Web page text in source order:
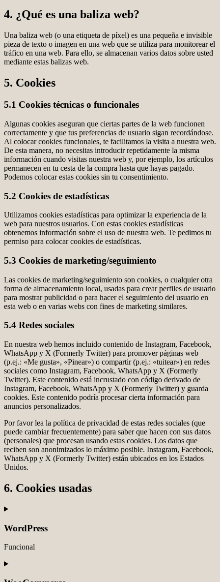
4. ¿Qué es una baliza web?
Una baliza web (o una etiqueta de píxel) es una pequeña e invisible
pieza de texto o imagen en una web que se utiliza para monitorear el
tráfico en una web. Para ello, se almacenan varios datos sobre usted
mediante estas balizas web.
5. Cookies
5.1 Cookies técnicas o funcionales
Algunas cookies aseguran que ciertas partes de la web funcionen
correctamente y que tus preferencias de usuario sigan recordándose.
Al colocar cookies funcionales, te facilitamos la visita a nuestra web.
De esta manera, no necesitas introducir repetidamente la misma
información cuando visitas nuestra web y, por ejemplo, los artículos
permanecen en tu cesta de la compra hasta que hayas pagado.
Podemos colocar estas cookies sin tu consentimiento.
5.2 Cookies de estadísticas
Utilizamos cookies estadísticas para optimizar la experiencia de la
web para nuestros usuarios. Con estas cookies estadísticas
obtenemos información sobre el uso de nuestra web. Te pedimos tu
permiso para colocar cookies de estadísticas.
5.3 Cookies de marketing/seguimiento
Las cookies de marketing/seguimiento son cookies, o cualquier otra
forma de almacenamiento local, usadas para crear perfiles de usuario
para mostrar publicidad o para hacer el seguimiento del usuario en
esta web o en varias webs con fines de marketing similares.
5.4 Redes sociales
En nuestra web hemos incluido contenido de Instagram, Facebook,
WhatsApp y X (Formerly Twitter) para promover páginas web
(p.ej.: «Me gusta», «Pinear») o compartir (p.ej.: «tuitear») en redes
sociales como Instagram, Facebook, WhatsApp y X (Formerly
Twitter). Este contenido está incrustado con código derivado de
Instagram, Facebook, WhatsApp y X (Formerly Twitter) y guarda
cookies. Este contenido podría procesar cierta información para
anuncios personalizados.
Por favor lea la política de privacidad de estas redes sociales (que
puede cambiar frecuentemente) para saber que hacen con sus datos
(personales) que procesan usando estas cookies. Los datos que
reciben son anonimizados lo máximo posible. Instagram, Facebook,
WhatsApp y X (Formerly Twitter) están ubicados en los Estados
Unidos.
6. Cookies usadas
WordPress
Funcional
Consent